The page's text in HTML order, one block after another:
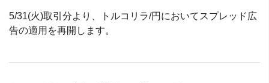
5/31(火)取引分より、トルコリラ/円においてスプレッド広
告の適用を再開します。